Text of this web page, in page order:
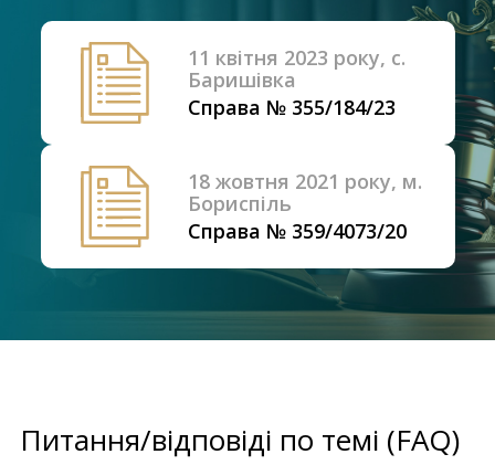
11 квітня 2023 року, с.
Баришівка
Справа № 355/184/23
18 жовтня 2021 року, м.
Бориспіль
Справа № 359/4073/20
Питання/відповіді по темі (FAQ)